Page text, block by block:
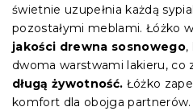
świetnie uzupełnia każdą
pozostałymi meblami. Łóżko
jakości drewna sosnowego,
dwoma warstwami lakieru, co
długą żywotność. Łóżko
komfort dla obojga partnerów.